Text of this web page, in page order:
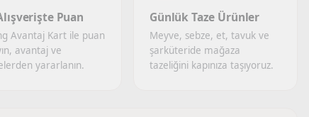
Puan
Avantaj Kart ile puan
avantaj ve
yararlanın.
Günlük Taze Ürünler
Meyve, sebze, et, tavuk ve
şarküteride mağaza
tazeliğini kapınıza taşıyoruz.